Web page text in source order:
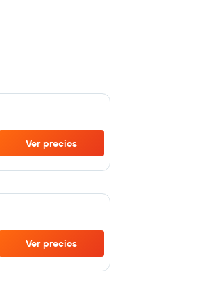
Ver precios
Ver precios